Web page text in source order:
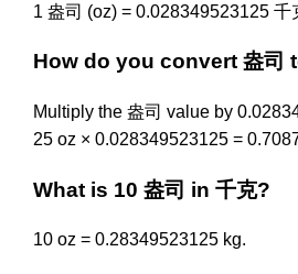
1 盎司 (oz) = 0.028349523125 千
How do you convert 盎司
Multiply the 盎司 value by
25 oz × 0.028349523125 =
What is 10 盎司 in 千克?
10 oz = 0.28349523125 kg.